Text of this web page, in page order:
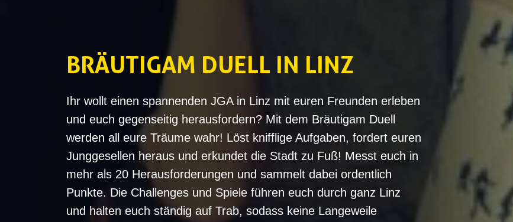
BRÄUTIGAM DUELL IN LINZ
Ihr wollt einen spannenden JGA in Linz mit euren Freunden erleben
und euch gegenseitig herausfordern? Mit dem Bräutigam Duell
werden all eure Träume wahr! Löst knifflige Aufgaben, fordert euren
Junggesellen heraus und erkundet die Stadt zu Fuß! Messt euch in
mehr als 20 Herausforderungen und sammelt dabei ordentlich
Punkte. Die Challenges und Spiele führen euch durch ganz Linz
und halten euch ständig auf Trab, sodass keine Langeweile